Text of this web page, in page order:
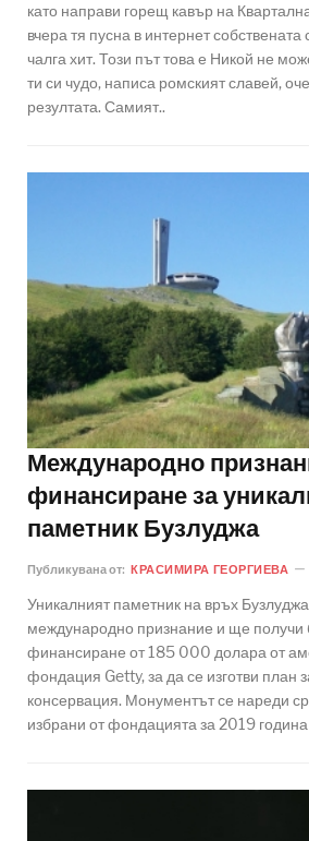
като направи горещ кавър на
вчера тя пусна в интернет собствената
чалга хит. Този път това е Никой не
ти си чудо, написа ромският славей,
резултата. Самият..
Международно
финансиране за
паметник Бузлуджа
Публикувана от: КРАСИМИРА ГЕОРГИЕВА
Уникалният паметник на връх
международно признание и ще получи
финансиране от 185 000 долара от
фондация Getty, за да се изготви план
консервация. Монументът се нареди
избрани от фондацията за 2019